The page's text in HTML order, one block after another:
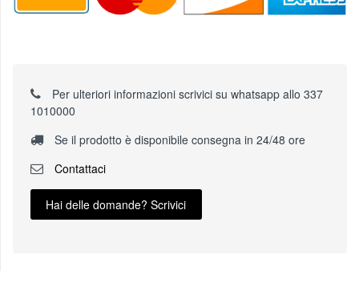
Per ulteriori informazioni scrivici su whatsapp allo 337
1010000
Se il prodotto è disponibile consegna in 24/48 ore
Contattaci
Hai delle domande? Scrivici